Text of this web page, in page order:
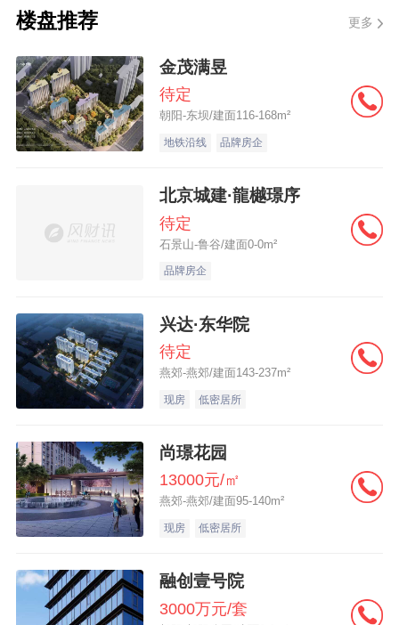
出品｜风财讯fengcaixun
作者｜王婷婷W=T=T
楼盘推荐 更多
金茂满昱
待定
朝阳-东坝/建面116-168m²
地铁沿线 品牌房企
北京城建·龍樾璟序
待定
石景山-鲁谷/建面0-0m²
品牌房企
兴达·东华院
待定
燕郊-燕郊/建面143-237m²
现房 低密居所
尚璟花园
13000元/㎡
燕郊-燕郊/建面95-140m²
现房 低密居所
融创壹号院
3000万元/套